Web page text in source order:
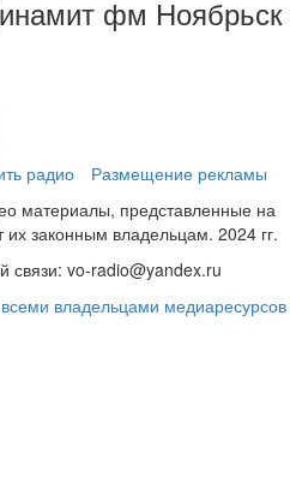
фм Ноябрьск
радио
Размещение рекламы
материалы, представленные на
законным владельцам. 2024 гг.
связи: vo-radio@yandex.ru
владельцами медиаресурсов